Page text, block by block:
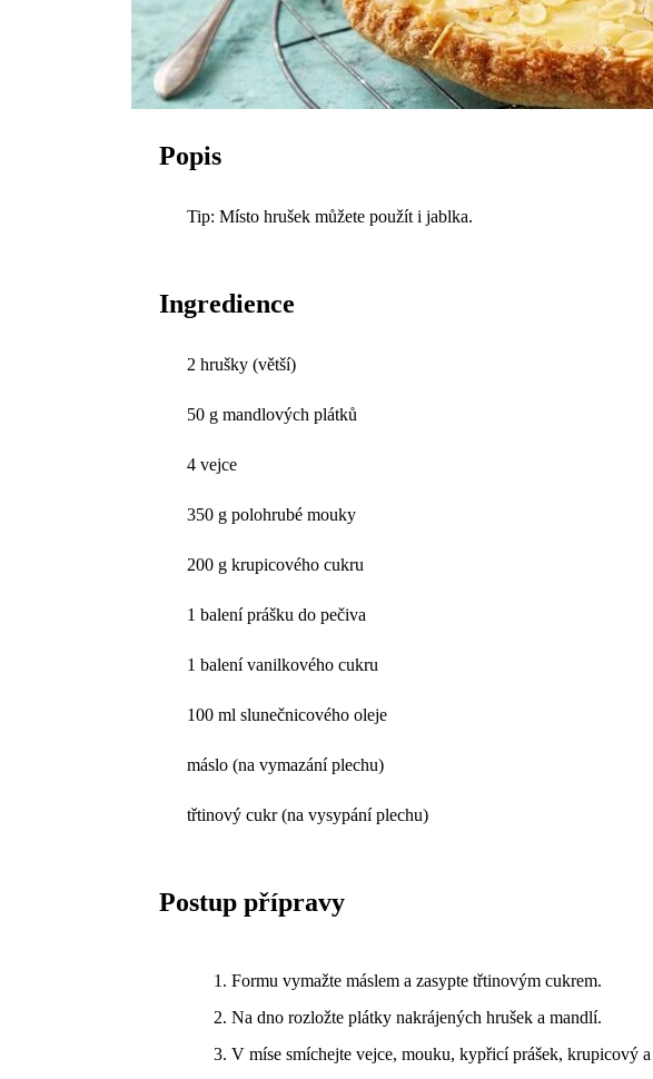
Popis
Tip: Místo hrušek můžete použít i jablka.
Ingredience
2 hrušky (větší)
50 g mandlových plátků
4 vejce
350 g polohrubé mouky
200 g krupicového cukru
1 balení prášku do pečiva
1 balení vanilkového cukru
100 ml slunečnicového oleje
máslo (na vymazání plechu)
třtinový cukr (na vysypání plechu)
Postup přípravy
Formu vymažte máslem a zasypte třtinovým cukrem.
Na dno rozložte plátky nakrájených hrušek a mandlí.
V míse smíchejte vejce, mouku, kypřicí prášek, krupicový